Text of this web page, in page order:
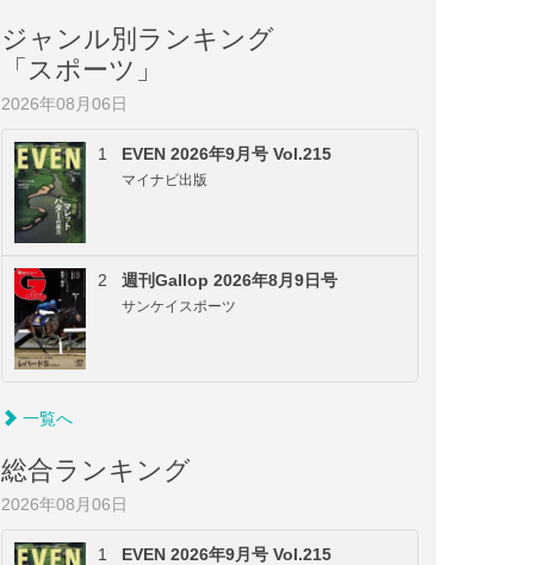
ジャンル別ランキング
「スポーツ」
2026年08月06日
1 EVEN 2026年9月号 Vol.215
マイナビ出版
2 週刊Gallop 2026年8月9日号
サンケイスポーツ
一覧へ
総合ランキング
2026年08月06日
1 EVEN 2026年9月号 Vol.215